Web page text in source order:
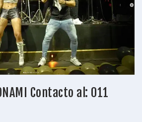
Contacto al: 011